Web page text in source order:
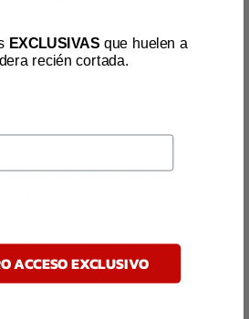
beneficiaria en la anualidad 2024
en la convocatoria AYUDAS
DE DIGITALIZACIÓN DE LA
POR EL FONDO
REGIONAL (FEDER), EN EL
DE LA COMUNIDAD DE
(05-DEM1-00070.3/2024) para
“Digitalización del
afilado de sierras en Hermadi”
proyecto ha implicado la
soluciones y tecnologías
EXCLUSIVAS que huelen a
recién cortada.
ACCESO EXCLUSIVO